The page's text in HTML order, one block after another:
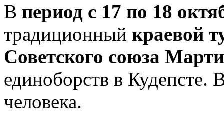
В период с 17 по 18
традиционный краевой
Советского союза
единоборств в Кудепсте.
человека.